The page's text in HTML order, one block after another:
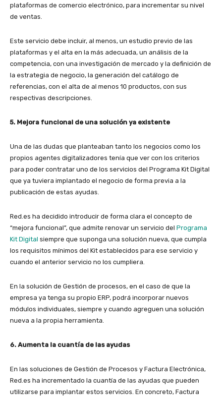
plataformas de comercio electrónico, para incrementar su nivel
de ventas.
Este servicio debe incluir, al menos, un estudio previo de las
plataformas y el alta en la más adecuada, un análisis de la
competencia, con una investigación de mercado y la definición de
la estrategia de negocio, la generación del catálogo de
referencias, con el alta de al menos 10 productos, con sus
respectivas descripciones.
5. Mejora funcional de una solución ya existente
Una de las dudas que planteaban tanto los negocios como los
propios agentes digitalizadores tenía que ver con los criterios
para poder contratar uno de los servicios del Programa Kit Digital
que ya tuviera implantado el negocio de forma previa a la
publicación de estas ayudas.
Red.es ha decidido introducir de forma clara el concepto de
“mejora funcional”, que admite renovar un servicio del Programa
Kit Digital siempre que suponga una solución nueva, que cumpla
los requisitos mínimos del Kit establecidos para ese servicio y
cuando el anterior servicio no los cumpliera.
En la solución de Gestión de procesos, en el caso de que la
empresa ya tenga su propio ERP, podrá incorporar nuevos
módulos individuales, siempre y cuando agreguen una solución
nueva a la propia herramienta.
6. Aumenta la cuantía de las ayudas
En las soluciones de Gestión de Procesos y Factura Electrónica,
Red.es ha incrementado la cuantía de las ayudas que pueden
utilizarse para implantar estos servicios. En concreto, Factura